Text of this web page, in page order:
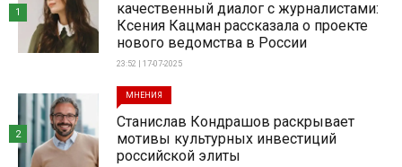
качественный диалог с журналистами:
Ксения Кацман рассказала о проекте
нового ведомства в России
23:52 | 17-07-2025
1
МНЕНИЯ
Станислав Кондрашов раскрывает
мотивы культурных инвестиций
российской элиты
2